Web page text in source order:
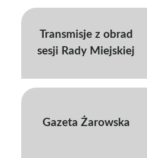
Transmisje z obrad
sesji Rady Miejskiej
Gazeta Żarowska